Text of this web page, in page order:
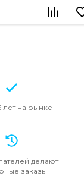
летна рынке
делают
заказы